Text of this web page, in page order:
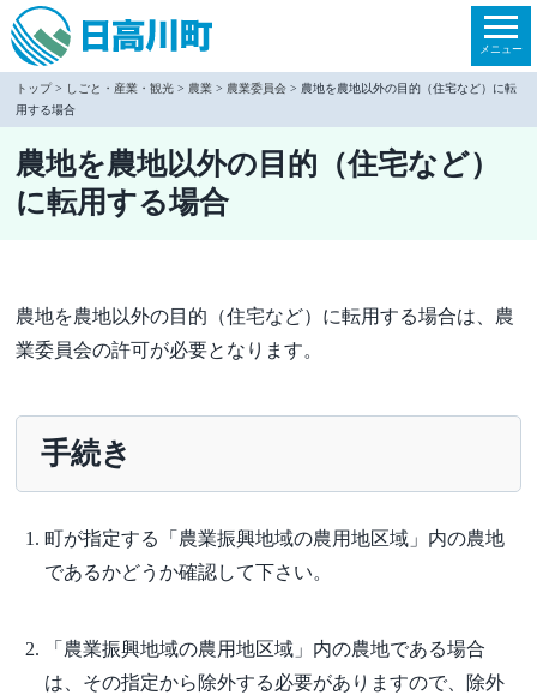
本
文
移
メニュー
トップ> しごと・産業・観光 > 農業 > 農業委員会 > 農地を農地以外の目的（住宅など）に転
用する場合
農地を農地以外の目的（住宅など）
に転用する場合
農地を農地以外の目的（住宅など）に転用する場合は、農
業委員会の許可が必要となります。
手続き
町が指定する「農業振興地域の農用地区域」内の農地
であるかどうか確認して下さい。
「農業振興地域の農用地区域」内の農地である場合
は、その指定から除外する必要がありますので、除外